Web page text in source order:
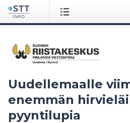
Uudellemaalle
enemmän
pyyntilupia